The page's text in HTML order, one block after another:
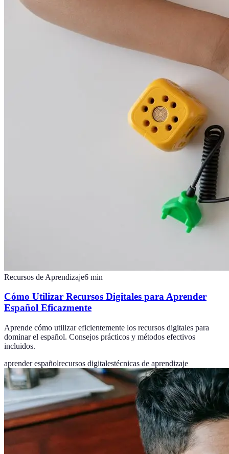
Recursos de Aprendizaje6 min
Cómo Utilizar Recursos Digitales para Aprender
Español Eficazmente
Aprende cómo utilizar eficientemente los recursos digitales para
dominar el español. Consejos prácticos y métodos efectivos
incluidos.
aprender españolrecursos digitalestécnicas de aprendizaje